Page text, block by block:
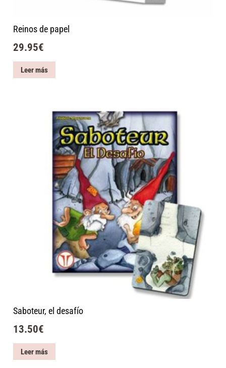
Reinos de papel
29.95€
Leer más
Saboteur, el desafío
13.50€
Leer más